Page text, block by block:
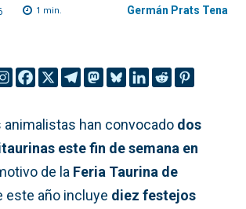
1 min. Germán Prats Tena
han convocado dos
este fin de semana en
de la Feria Taurina de
este año incluye diez festejos